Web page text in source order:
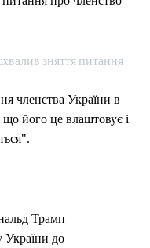
зняття питання
членства України в
його це влаштовує і
Трамп
України до